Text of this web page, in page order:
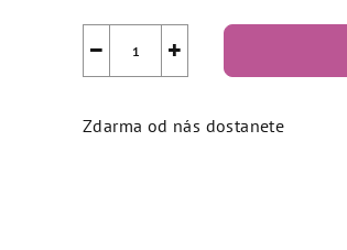
+
−
Zdarma od nás dostanete